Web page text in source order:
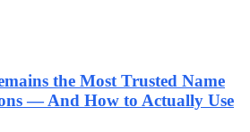
the Most Trusted Name
— And How to Actually Use